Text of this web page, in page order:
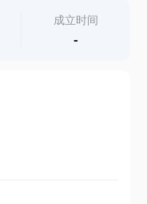
成立时间
-